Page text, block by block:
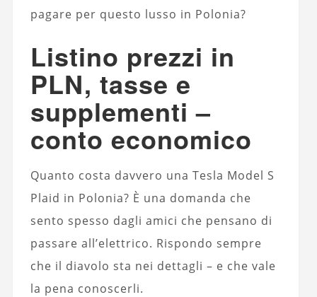
pagare per questo lusso in Polonia?
Listino prezzi in
PLN, tasse e
supplementi –
conto economico
Quanto costa davvero una Tesla Model S
Plaid in Polonia? È una domanda che
sento spesso dagli amici che pensano di
passare all’elettrico. Rispondo sempre
che il diavolo sta nei dettagli – e che vale
la pena conoscerli.